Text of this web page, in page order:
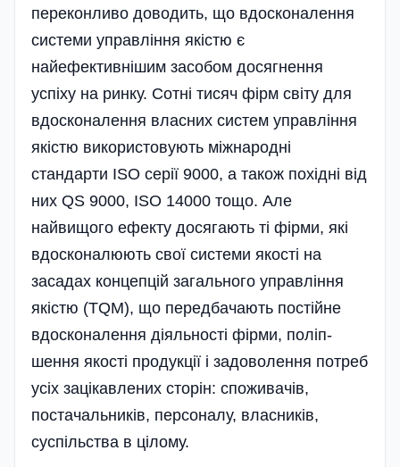
переконливо доводить, що вдосконалення
системи управління якістю є
найефективнішим засобом досягнення
успіху на ринку. Сотні тисяч фірм світу для
вдосконалення власних систем управління
якістю використовують міжнародні
стандарти ISO серії 9000, а також похідні від
них QS 9000, ISO 14000 тощо. Але
найвищого ефекту досягають ті фірми, які
вдосконалюють свої системи якості на
засадах концепцій загального управління
якістю (TQM), що передбачають постійне
вдосконалення діяльності фірми, поліп­
шення якості продукції і задоволення потреб
усіх зацікавлених сторін: споживачів,
постачальників, персоналу, власників,
суспільства в цілому­.